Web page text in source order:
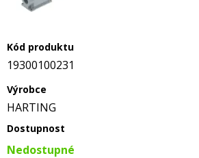
Kód produktu
19300100231
Výrobce
HARTING
Dostupnost
Nedostupné